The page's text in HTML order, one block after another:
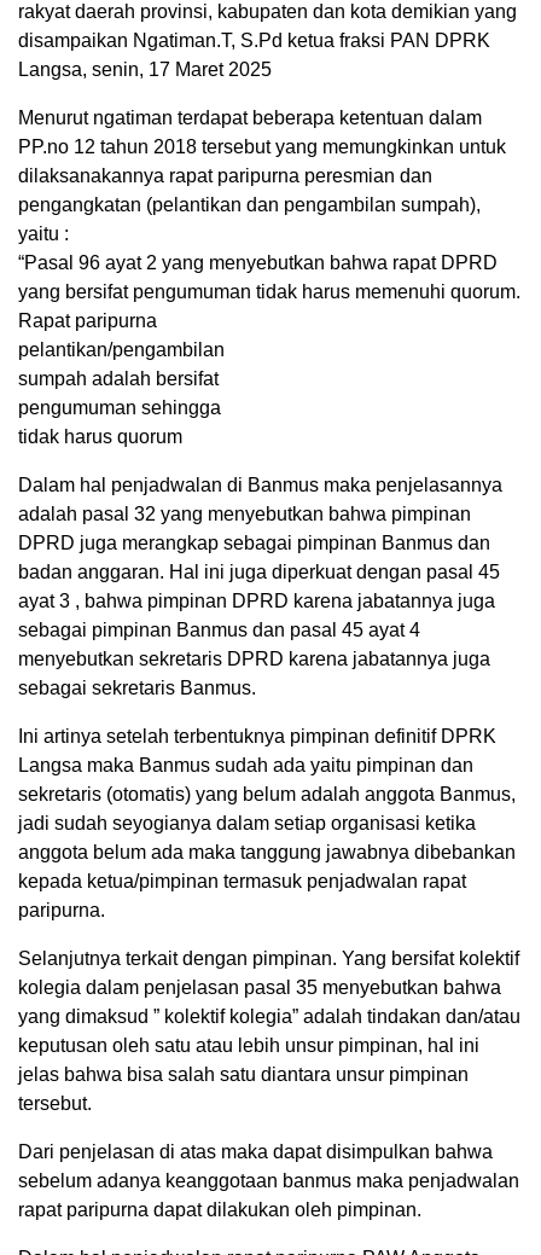
rakyat daerah provinsi, kabupaten dan kota demikian yang
disampaikan Ngatiman.T, S.Pd ketua fraksi PAN DPRK
Langsa, senin, 17 Maret 2025
Menurut ngatiman terdapat beberapa ketentuan dalam
PP.no 12 tahun 2018 tersebut yang memungkinkan untuk
dilaksanakannya rapat paripurna peresmian dan
pengangkatan (pelantikan dan pengambilan sumpah),
yaitu :
“Pasal 96 ayat 2 yang menyebutkan bahwa rapat DPRD
yang bersifat pengumuman tidak harus memenuhi quorum.
Rapat paripurna
pelantikan/pengambilan
sumpah adalah bersifat
pengumuman sehingga
tidak harus quorum
Dalam hal penjadwalan di Banmus maka penjelasannya
adalah pasal 32 yang menyebutkan bahwa pimpinan
DPRD juga merangkap sebagai pimpinan Banmus dan
badan anggaran. Hal ini juga diperkuat dengan pasal 45
ayat 3 , bahwa pimpinan DPRD karena jabatannya juga
sebagai pimpinan Banmus dan pasal 45 ayat 4
menyebutkan sekretaris DPRD karena jabatannya juga
sebagai sekretaris Banmus.
Ini artinya setelah terbentuknya pimpinan definitif DPRK
Langsa maka Banmus sudah ada yaitu pimpinan dan
sekretaris (otomatis) yang belum adalah anggota Banmus,
jadi sudah seyogianya dalam setiap organisasi ketika
anggota belum ada maka tanggung jawabnya dibebankan
kepada ketua/pimpinan termasuk penjadwalan rapat
paripurna.
Selanjutnya terkait dengan pimpinan. Yang bersifat kolektif
kolegia dalam penjelasan pasal 35 menyebutkan bahwa
yang dimaksud ” kolektif kolegia” adalah tindakan dan/atau
keputusan oleh satu atau lebih unsur pimpinan, hal ini
jelas bahwa bisa salah satu diantara unsur pimpinan
tersebut.
Dari penjelasan di atas maka dapat disimpulkan bahwa
sebelum adanya keanggotaan banmus maka penjadwalan
rapat paripurna dapat dilakukan oleh pimpinan.